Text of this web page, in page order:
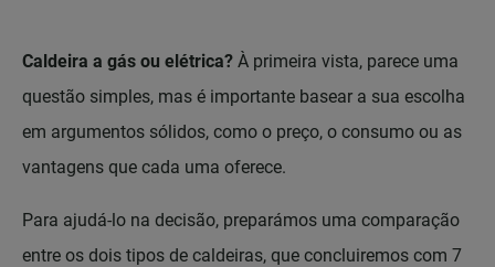
Caldeira a gás ou elétrica? À primeira vista, parece uma
questão simples, mas é importante basear a sua escolha
em argumentos sólidos, como o preço, o consumo ou as
vantagens que cada uma oferece.
Para ajudá-lo na decisão, preparámos uma comparação
entre os dois tipos de caldeiras, que concluiremos com 7